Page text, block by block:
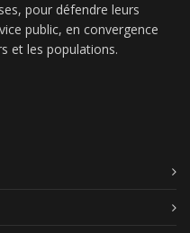
pour défendre leurs
public, en convergence
et les populations.